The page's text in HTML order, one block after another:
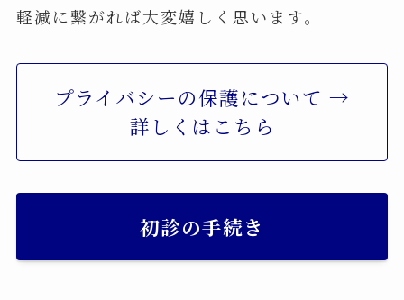
軽減に繋がれば大変嬉しく思います。
プライバシーの保護について →
詳しくはこちら
初診の手続き